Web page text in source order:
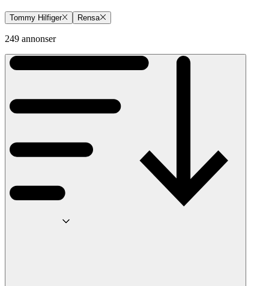
Tommy Hilfiger Rensa
249 annonser